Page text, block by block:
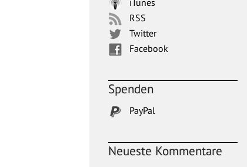
RSS
Twitter
Facebook
Spenden
PayPal
Neueste Kommentare